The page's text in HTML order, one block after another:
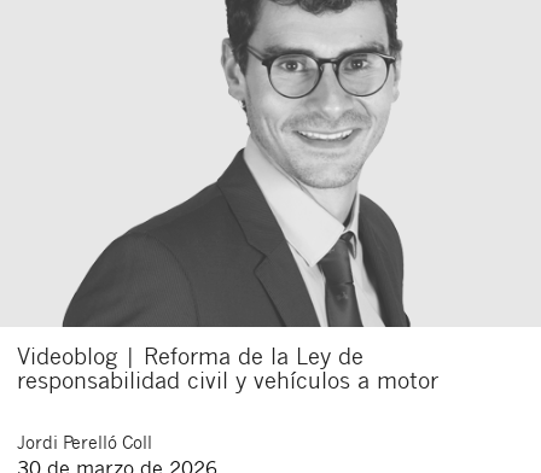
Videoblog | Reforma de la Ley de
responsabilidad civil y vehículos a motor
Jordi Perelló Coll